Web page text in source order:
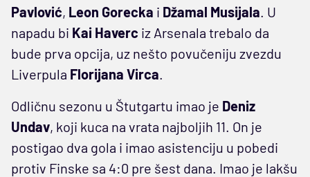
Pavlović, Leon Gorecka i Džamal Musijala. U
napadu bi Kai Haverc iz Arsenala trebalo da
bude prva opcija, uz nešto povučeniju zvezdu
Liverpula Florijana Virca.
Odličnu sezonu u Štutgartu imao je Deniz
Undav, koji kuca na vrata najboljih 11. On je
postigao dva gola i imao asistenciju u pobedi
protiv Finske sa 4:0 pre šest dana. Imao je lakšu